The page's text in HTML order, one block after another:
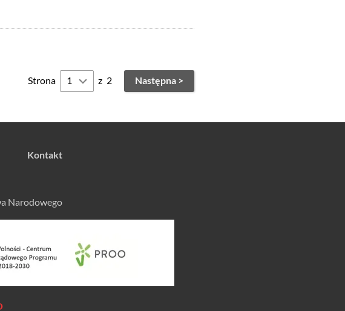
Strona z 2 Następna >
Kontakt
Narodowego